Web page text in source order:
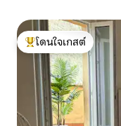
โดนใจเกสต์ที่สุด
โดนใจเกสต์